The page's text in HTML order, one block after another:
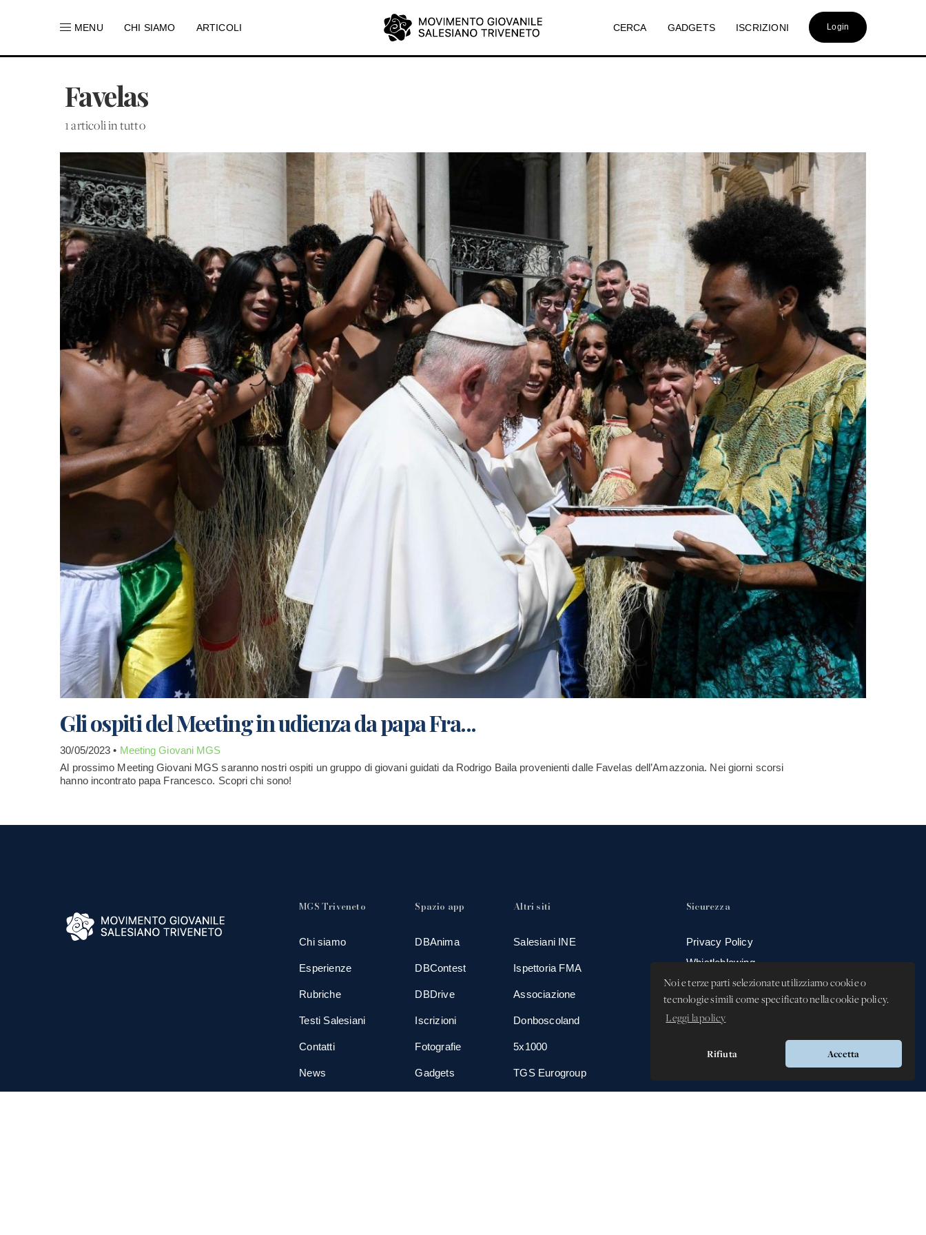
Noi e terze parti selezionate utilizziamo cookie o
tecnologie simili come specificato nella cookie policy.
Leggi la policy
Rifiuta Accetta
MENU CHI SIAMO ARTICOLI CERCA GADGETS ISCRIZIONI Login
Favelas
1 articoli in tutto
Gli ospiti del Meeting in udienza da papa Fra...
30/05/2023 • Meeting Giovani MGS
Al prossimo Meeting Giovani MGS saranno nostri ospiti un gruppo di giovani guidati da Rodrigo Baila provenienti dalle Favelas dell’Amazzonia. Nei giorni scorsi
hanno incontrato papa Francesco. Scopri chi sono!
MGS Triveneto
Chi siamo
Esperienze
Rubriche
Testi Salesiani
Contatti
News
Spazio app
DBAnima
DBContest
DBDrive
Iscrizioni
Fotografie
Gadgets
Altri siti
Salesiani INE
Ispettoria FMA
Associazione
Donboscoland
5x1000
TGS Eurogroup
Sicurezza
Privacy Policy
Whistleblowing -
Segnalazione illeciti